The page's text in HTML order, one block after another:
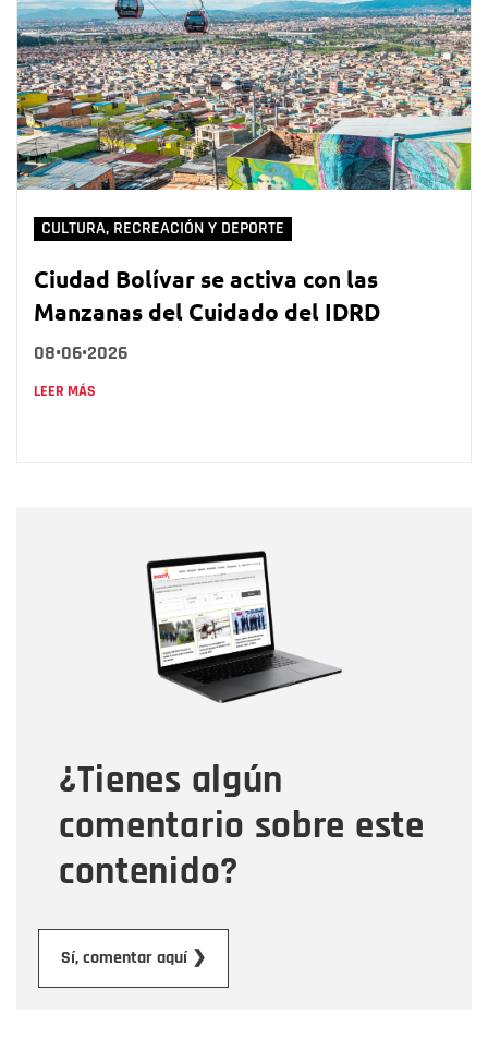
CULTURA, RECREACIÓN Y DEPORTE
Ciudad Bolívar se activa con las
Manzanas del Cuidado del IDRD
08•06•2026
LEER MÁS
¿Tienes algún
comentario sobre este
contenido?
Sí, comentar aquí ❯
Correo electrónico
Tipo de comentario
Mensaje